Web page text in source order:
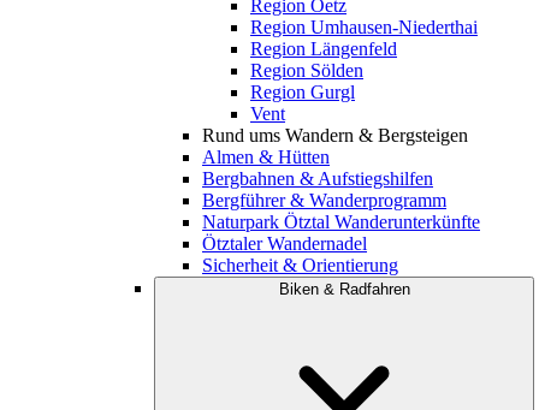
Region Oetz
Region Umhausen-Niederthai
Region Längenfeld
Region Sölden
Region Gurgl
Vent
Rund ums Wandern & Bergsteigen
Almen & Hütten
Bergbahnen & Aufstiegshilfen
Bergführer & Wanderprogramm
Naturpark Ötztal Wanderunterkünfte
Ötztaler Wandernadel
Sicherheit & Orientierung
Biken & Radfahren